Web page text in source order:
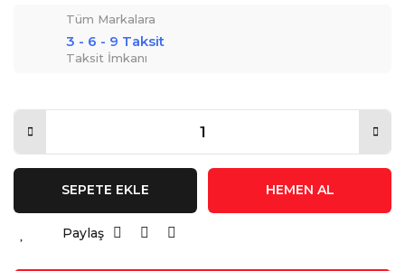
Tüm Markalara
3 - 6 - 9 Taksit
Taksit İmkanı
SEPETE EKLE HEMEN AL
Paylaş